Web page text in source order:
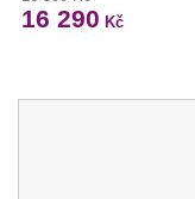
16 290 Kč